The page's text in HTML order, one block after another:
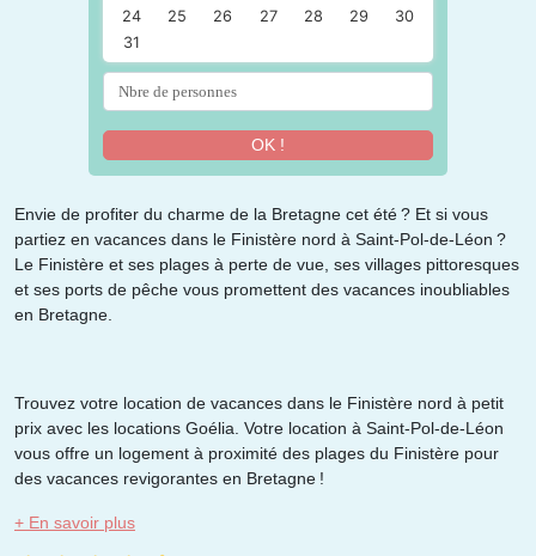
24
25 26 27 28 29
30
31
OK !
Envie de profiter du charme de la Bretagne cet été ? Et si vous
partiez en vacances dans le Finistère nord à Saint-Pol-de-Léon ?
Le Finistère et ses plages à perte de vue, ses villages pittoresques
et ses ports de pêche vous promettent des vacances inoubliables
en Bretagne.
Trouvez votre location de vacances dans le Finistère nord à petit
prix avec les locations Goélia. Votre location à Saint-Pol-de-Léon
vous offre un logement à proximité des plages du Finistère pour
des vacances revigorantes en Bretagne !
+ En savoir plus